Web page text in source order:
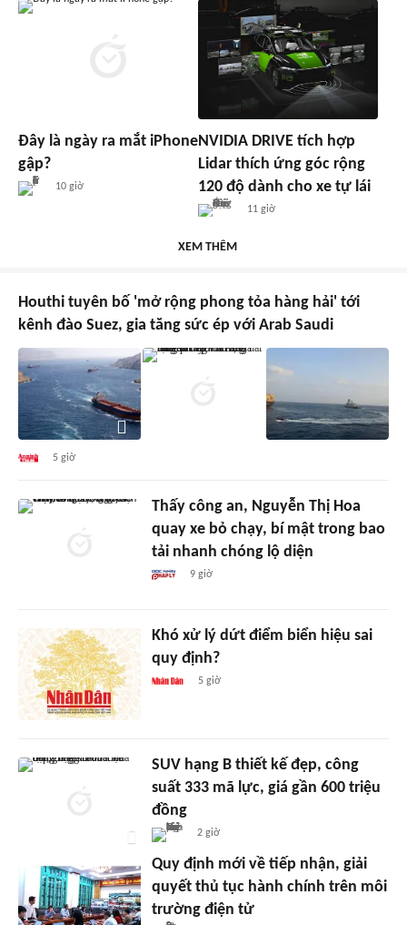
Đây là ngày ra mắt iPhone
gập?
10 giờ
NVIDIA DRIVE tích hợp
Lidar thích ứng góc rộng
120 độ dành cho xe tự lái
11 giờ
XEM THÊM
Houthi tuyên bố 'mở rộng phong tỏa hàng hải' tới
kênh đào Suez, gia tăng sức ép với Arab Saudi
5 giờ
Thấy công an, Nguyễn Thị Hoa
quay xe bỏ chạy, bí mật trong bao
tải nhanh chóng lộ diện
9 giờ
Khó xử lý dứt điểm biển hiệu sai
quy định?
5 giờ
SUV hạng B thiết kế đẹp, công
suất 333 mã lực, giá gần 600 triệu
đồng
2 giờ
Quy định mới về tiếp nhận, giải
quyết thủ tục hành chính trên môi
trường điện tử